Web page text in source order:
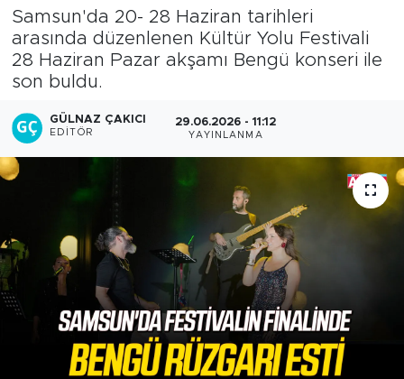
Samsun'da 20- 28 Haziran tarihleri
arasında düzenlenen Kültür Yolu Festivali
28 Haziran Pazar akşamı Bengü konseri ile
son buldu.
GÜLNAZ ÇAKICI
EDITÖR
29.06.2026 - 11:12
YAYINLANMA